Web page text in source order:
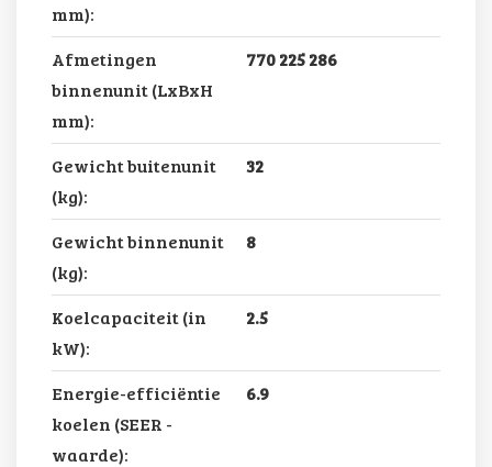
mm):
Afmetingen
binnenunit (LxBxH
mm):
770 225 286
Gewicht buitenunit
(kg):
32
Gewicht binnenunit
(kg):
8
Koelcapaciteit (in
kW):
2.5
Energie-efficiëntie
koelen (SEER -
waarde):
6.9